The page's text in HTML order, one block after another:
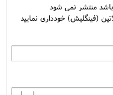
منتشر نمی شود
(فینگلیش) خودداری نمایید